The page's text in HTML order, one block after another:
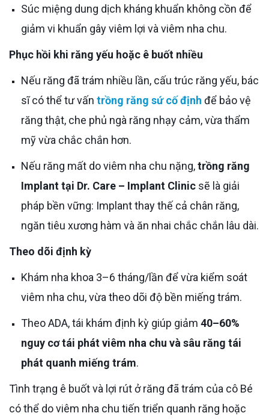
Súc miệng dung dịch kháng khuẩn không cồn để
giảm vi khuẩn gây viêm lợi và viêm nha chu.
Phục hồi khi răng yếu hoặc ê buốt nhiều
Nếu răng đã trám nhiều lần, cấu trúc răng yếu, bác
sĩ có thể tư vấn trồng răng sứ cố định để bảo vệ
răng thật, che phủ ngà răng nhạy cảm, vừa thẩm
mỹ vừa chắc chắn hơn.
Nếu răng mất do viêm nha chu nặng,trồng răng
Implant tại Dr. Care – Implant Clinic sẽ là giải
pháp bền vững: Implant thay thế cả chân răng,
ngăn tiêu xương hàm và ăn nhai chắc chắn lâu dài.
Theo dõi định kỳ
Khám nha khoa 3–6 tháng/lần để vừa kiểm soát
viêm nha chu, vừa theo dõi độ bền miếng trám.
Theo ADA, tái khám định kỳ giúp giảm 40–60%
nguy cơ tái phát viêm nha chu và sâu răng tái
phát quanh miếng trám.
Tình trạng ê buốt và lợi rút ở răng đã trám của cô Bé
có thể do viêm nha chu tiến triển quanh răng hoặc